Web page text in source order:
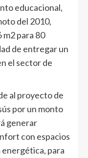
educacional,
del 2010,
para 80
de entregar un
el sector de
al proyecto de
por un monto
generar
con espacios
para